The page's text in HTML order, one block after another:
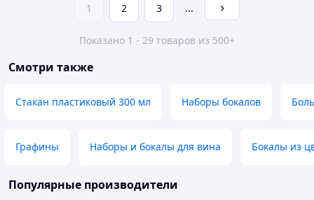
1 2 3 ...
Показано 1 - 29 товаров из 500+
Смотри также
Стакан пластиковый 300 мл Наборы бокалов
Графины Наборы и бокалы для вина Бокалы из
Популярные производители